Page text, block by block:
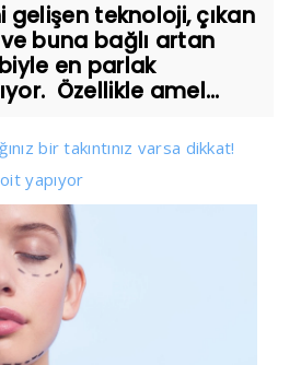
gelişen teknoloji, çıkan
buna bağlı artan
en parlak
Özellikle amel...
bir takıntınız varsa dikkat!
yapıyor